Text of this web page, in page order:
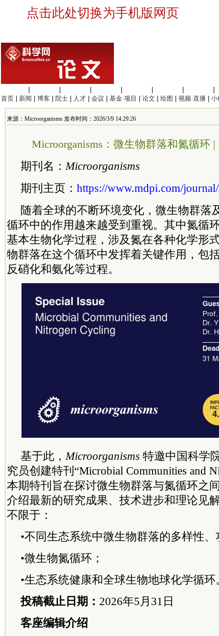
点击此处切换为手机版网页
首页
新闻 博客 院士 人才 会议 基金·项目 论文 绘图 视频·直播 小
来源：Microorganisms 发布时间：2026/3/9 14:29:26
Microorganisms：微生物群落和氮循环
期刊名： Microorganisms
期刊主页： https://www.mdpi.com/
随着全球的不断环境变化，微生物群落
循环中的作用越来越受到重视。其中氮循
基本生物化学过程，涉及氮在各种化学形
物群落在这个循环中发挥着关键作用，包
反硝化和氨化等过程。
基于此， Microorganisms 特邀中国科学
究员创建特刊“Microbial Communities and
本期特刊旨在探讨微生物群落与氮循环之
介绍最新的研究成果、技术进步和理论见
不限于：
•不同生态系统中微生物群落的多样性
•微生物氮循环；
•生态系统健康和全球生物地球化学循环
投稿截止日期： 2026年5月31日
客座编辑介绍